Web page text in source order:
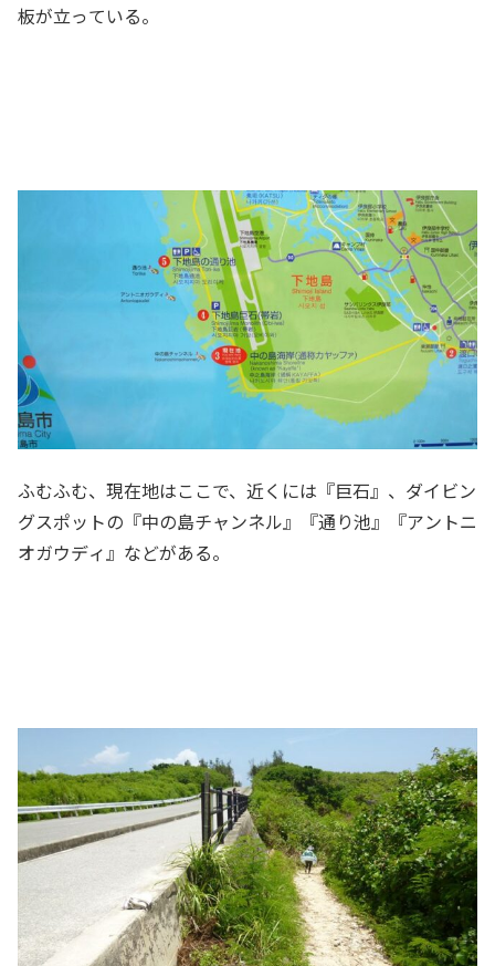
板が立っている。
ふむふむ、現在地はここで、近くには『巨石』、ダイビン
グスポットの『中の島チャンネル』『通り池』『アントニ
オガウディ』などがある。